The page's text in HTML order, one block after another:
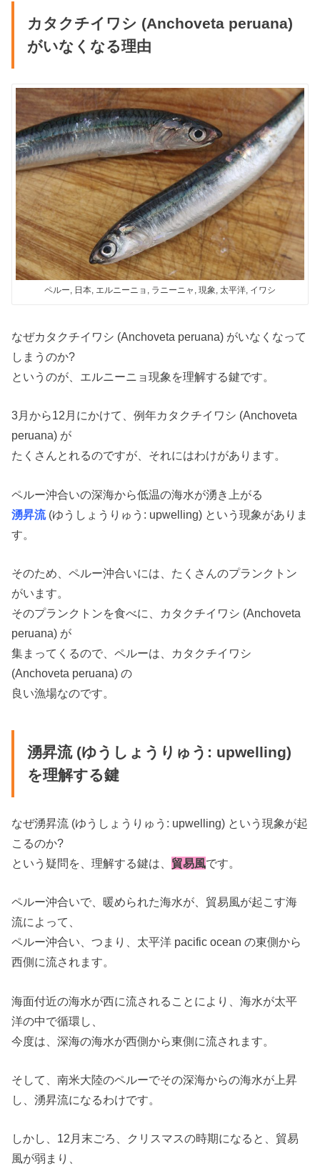
カタクチイワシ (Anchoveta peruana)
がいなくなる理由
ペルー, 日本, エルニーニョ, ラニーニャ, 現象, 太平洋, イワシ
なぜカタクチイワシ (Anchoveta peruana) がいなくなって
しまうのか?
というのが、エルニーニョ現象を理解する鍵です。
3月から12月にかけて、例年カタクチイワシ (Anchoveta
peruana) が
たくさんとれるのですが、それにはわけがあります。
ペルー沖合いの深海から低温の海水が湧き上がる
湧昇流 (ゆうしょうりゅう: upwelling) という現象がありま
す。
そのため、ペルー沖合いには、たくさんのプランクトン
がいます。
そのプランクトンを食べに、カタクチイワシ (Anchoveta
peruana) が
集まってくるので、ペルーは、カタクチイワシ
(Anchoveta peruana) の
良い漁場なのです。
湧昇流 (ゆうしょうりゅう: upwelling)
を理解する鍵
なぜ湧昇流 (ゆうしょうりゅう: upwelling) という現象が起
こるのか?
という疑問を、理解する鍵は、 貿易風です。
ペルー沖合いで、暖められた海水が、貿易風が起こす海
流によって、
ペルー沖合い、つまり、太平洋 pacific ocean の東側から
西側に流されます。
海面付近の海水が西に流されることにより、海水が太平
洋の中で循環し、
今度は、深海の海水が西側から東側に流されます。
そして、南米大陸のペルーでその深海からの海水が上昇
し、湧昇流になるわけです。
しかし、12月末ごろ、クリスマスの時期になると、貿易
風が弱まり、